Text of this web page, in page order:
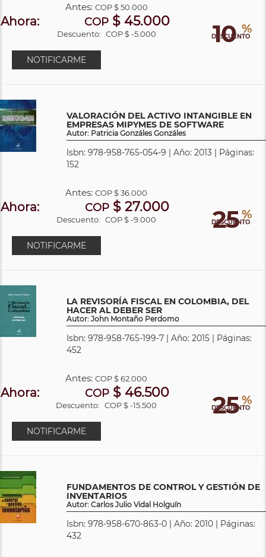
10 %
DESCUENTO
Antes: COP$ 50.000
Ahora: COP $ 45.000
Descuento: COP $ -5.000
NOTIFICARME
VALORACIÓN DEL ACTIVO INTANGIBLE EN
EMPRESAS MIPYMES DE SOFTWARE
Autor: Patricia Gonzáles Gonzáles
Isbn: 978-958-765-054-9 | Año: 2013 | Páginas:
152
25 %
DESCUENTO
Antes:COP$ 36.000
Ahora: COP $ 27.000
Descuento: COP $ -9.000
NOTIFICARME
LA REVISORÍA FISCAL EN COLOMBIA, DEL
HACER AL DEBER SER
Autor: John Montaño Perdomo
Isbn: 978-958-765-199-7 | Año: 2015 | Páginas:
452
25 %
DESCUENTO
Antes:COP$ 62.000
Ahora: COP $ 46.500
Descuento: COP $ -15.500
NOTIFICARME
FUNDAMENTOS DE CONTROL Y GESTIÓN DE
INVENTARIOS
Autor: Carlos Julio Vidal Holguín
Isbn: 978-958-670-863-0 | Año: 2010 | Páginas:
432